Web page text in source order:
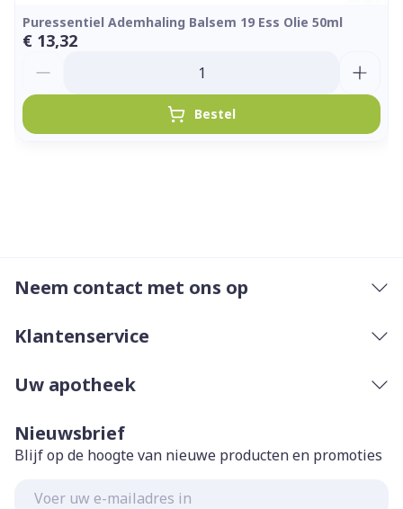
Puressentiel Ademhaling Balsem 19 Ess Olie 50ml
€ 13,32
Bestel
Neem contact met ons op
Klantenservice
Uw apotheek
Nieuwsbrief
Blijf op de hoogte van nieuwe producten en promoties